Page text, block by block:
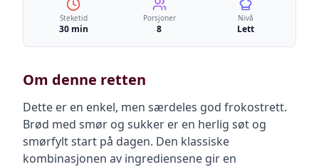
Steketid
30 min
Porsjoner
8
Nivå
Lett
Om denne retten
Dette er en enkel, men særdeles god frokostrett.
Brød med smør og sukker er en herlig søt og
smørfylt start på dagen. Den klassiske
kombinasjonen av ingrediensene gir en